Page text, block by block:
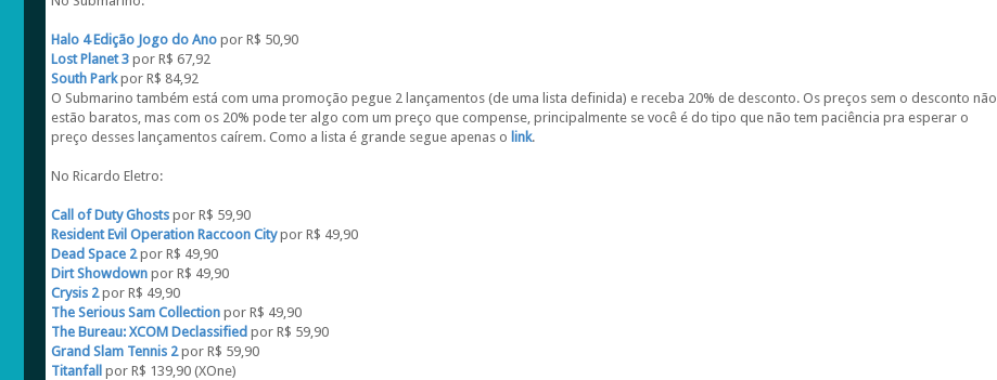
Halo 4 Edição Jogo do Ano por R$ 50,90
Lost Planet 3 por R$ 67,92
South Parkpor R$ 84,92
O Submarino também está com uma promoção pegue 2 lançamentos (de uma lista definida) e receba 20% de desconto. Os preços sem o desconto não
estão baratos, mas com os 20% pode ter algo com um preço que compense, principalmente se você é do tipo que não tem paciência pra esperar o
preço desses lançamentos caírem. Como a lista é grande segue apenas o link.
No Ricardo Eletro:
Call of Duty Ghosts por R$ 59,90
Resident Evil Operation Raccoon Citypor R$ 49,90
Dead Space 2por R$ 49,90
Dirt Showdown por R$ 49,90
Crysis 2por R$ 49,90
The Serious Sam Collection por R$ 49,90
The Bureau: XCOM Declassified por R$ 59,90
Grand Slam Tennis 2por R$ 59,90
Titanfall por R$ 139,90 (XOne)